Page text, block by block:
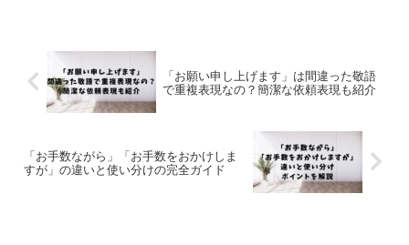
ことが重要です。この記事では、
状況別の文例と共に、効果的な年
末年...
は、...
「お願い申し上げます」は間違った敬語
で重複表現なの？簡潔な依頼表現も紹介
「お手数ながら」「お手数をおかけしま
すが」の違いと使い分けの完全ガイド